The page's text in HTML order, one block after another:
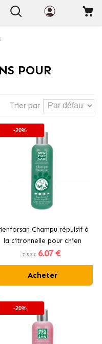
POUR
Trier par
-20%
Champu répulsif à
la citronnelle pour chien
7.59 € 6.07 €
Acheter
-20%